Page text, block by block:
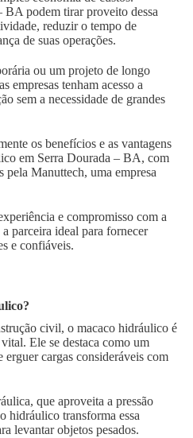
BA podem tirar proveito dessa
reduzir o tempo de
de suas operações.
ou um projeto de longo
empresas tenham acesso a
sem a necessidade de grandes
os benefícios e as vantagens
em Serra Dourada – BA, com
pela Manuttech, uma empresa
e compromisso com a
parceira ideal para fornecer
e confiáveis.
civil, o macaco hidráulico é
Ele se destaca como um
cargas consideráveis com
que aproveita a pressão
hidráulico transforma essa
levantar objetos pesados.